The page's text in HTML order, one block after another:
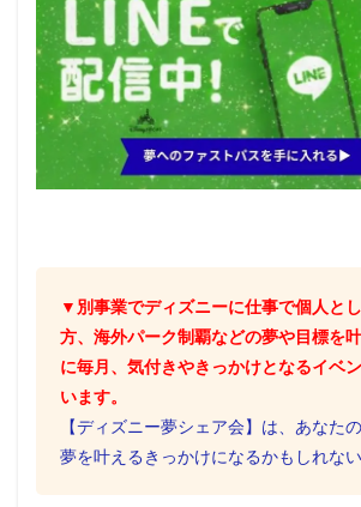
▼別事業でディズニーに仕事で個人と
方、海外パーク制覇などの夢や目標を
に毎月、気付きやきっかけとなるイベ
います。
【ディズニー夢シェア会】は、あなた
夢を叶えるきっかけになるかもしれない